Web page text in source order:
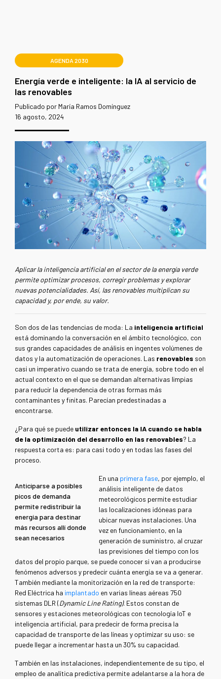
AGENDA 2030
Energía verde e inteligente: la IA al servicio de
las renovables
Publicado por María Ramos Domínguez
16 agosto, 2024
Aplicar la inteligencia artificial en el sector de la energía verde
permite optimizar procesos, corregir problemas y explorar
nuevas potencialidades. Así, las renovables multiplican su
capacidad y, por ende, su valor.
Son dos de las tendencias de moda: La inteligencia artificial
está dominando la conversación en el ámbito tecnológico, con
sus grandes capacidades de análisis en ingentes volúmenes de
datos y la automatización de operaciones. Las renovables son
casi un imperativo cuando se trata de energía, sobre todo en el
actual contexto en el que se demandan alternativas limpias
para reducir la dependencia de otras formas más
contaminantes y finitas. Parecían predestinadas a
encontrarse.
¿Para qué se puede utilizar entonces la IA cuando se habla
de la optimización del desarrollo en las renovables? La
respuesta corta es: para casi todo y en todas las fases del
proceso.
Anticiparse a posibles
picos de demanda
permite redistribuir la
energía para destinar
más recursos allí donde
sean necesarios
En una primera fase, por ejemplo, el
análisis inteligente de datos
meteorológicos permite estudiar
las localizaciones idóneas para
ubicar nuevas instalaciones. Una
vez en funcionamiento, en la
generación de suministro, al cruzar
las previsiones del tiempo con los
datos del propio parque, se puede conocer si van a producirse
fenómenos adversos y predecir cuánta energía se va a generar.
También mediante la monitorización en la red de transporte:
Red Eléctrica ha implantado en varias líneas aéreas 750
sistemas DLR (Dynamic Line Rating). Estos constan de
sensores y estaciones meteorológicas con tecnología IoT e
inteligencia artificial, para predecir de forma precisa la
capacidad de transporte de las líneas y optimizar su uso: se
puede llegar a incrementar hasta un 30% su capacidad.
También en las instalaciones, independientemente de su tipo, el
empleo de analítica predictiva permite adelantarse a la hora de